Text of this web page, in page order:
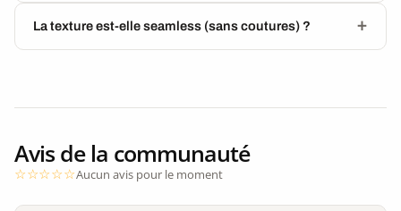
La texture est-elle seamless (sans coutures) ?
Avis de la communauté
Aucun avis pour le moment